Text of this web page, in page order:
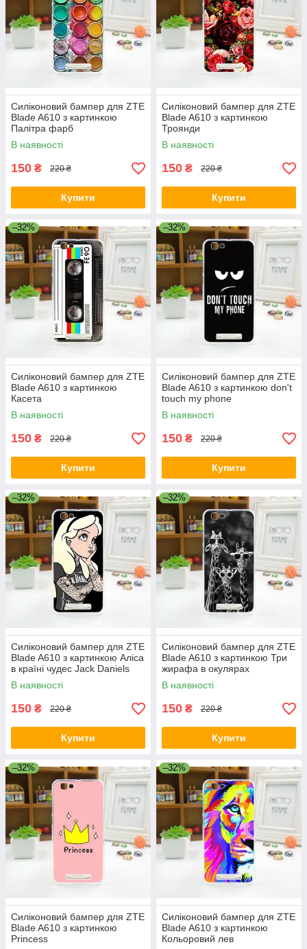
Силіконовий бампер для ZTE
Blade A610 з картинкою
Палітра фарб
В наявності
150 ₴ 220 ₴
Купити
Силіконовий бампер для ZTE
Blade A610 з картинкою
Троянди
В наявності
150 ₴ 220 ₴
Купити
–32%
Силіконовий бампер для ZTE
Blade A610 з картинкою
Касета
В наявності
150 ₴ 220 ₴
Купити
–32%
Силіконовий бампер для ZTE
Blade A610 з картинкою don't
touch my phone
В наявності
150 ₴ 220 ₴
Купити
–32%
Силіконовий бампер для ZTE
Blade A610 з картинкою Аліса
в країні чудес Jack Daniels
В наявності
150 ₴ 220 ₴
Купити
–32%
Силіконовий бампер для ZTE
Blade A610 з картинкою Три
жирафа в окулярах
В наявності
150 ₴ 220 ₴
Купити
–32%
Силіконовий бампер для ZTE
Blade A610 з картинкою
Princess
–32%
Силіконовий бампер для ZTE
Blade A610 з картинкою
Кольоровий лев